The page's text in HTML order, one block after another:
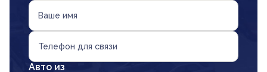
Ваше имя
Телефон для связи
Авто из